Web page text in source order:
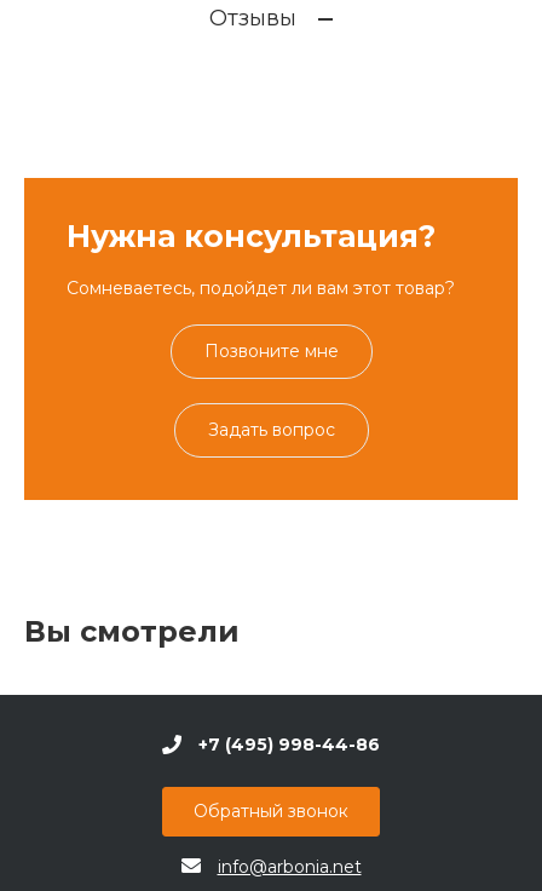
Отзывы
Нужна консультация?
Сомневаетесь, подойдет ли вам этот товар?
Позвоните мне
Задать вопрос
Вы смотрели
+7 (495) 998-44-86
Обратный звонок
info@arbonia.net